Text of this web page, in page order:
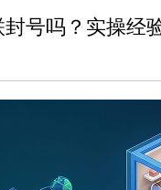
号吗？实操经